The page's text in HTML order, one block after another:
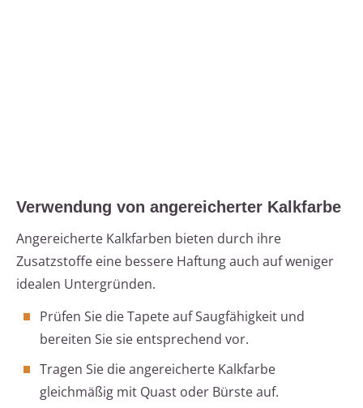
Verwendung von angereicherter Kalkfarbe
Angereicherte Kalkfarben bieten durch ihre
Zusatzstoffe eine bessere Haftung auch auf weniger
idealen Untergründen.
Prüfen Sie die Tapete auf Saugfähigkeit und
bereiten Sie sie entsprechend vor.
Tragen Sie die angereicherte Kalkfarbe
gleichmäßig mit Quast oder Bürste auf.